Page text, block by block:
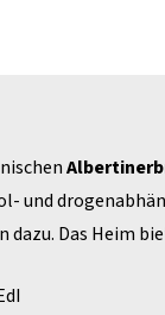
und
Das Heim